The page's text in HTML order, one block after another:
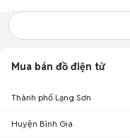
Mua bán đồ điện tử
Thành phố Lạng Sơn
Huyện Bình Gia